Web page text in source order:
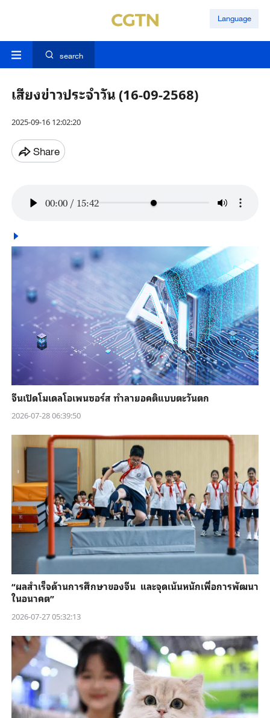
Language
search
เสียงข่าวประจำวัน (16-09-2568)
2025-09-16 12:02:20
Share
00:00 / 15:42
จีนเปิดโมเดลโอเพนซอร์ส ทำลายอคติแบบตะวันตก
2026-07-28 06:39:50
“ผลสำเร็จด้านการศึกษาของจีน และจุดเน้นหนักเพื่อการพัฒนา
ในอนาคต”
2026-07-27 05:32:13